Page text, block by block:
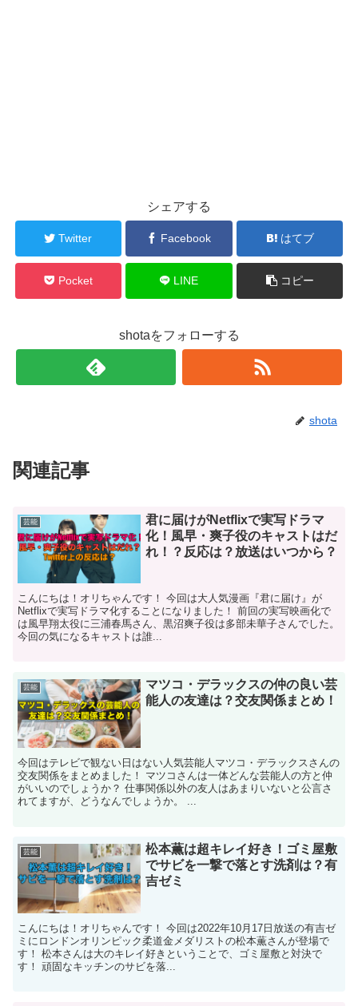
シェアする
Twitter Facebook はてブ
Pocket LINE コピー
shotaをフォローする
shota
関連記事
芸能
君に届けがNetflixで実写ドラマ
化！風早・爽子役のキャストはだ
れ！？反応は？放送はいつから？
こんにちは！オリちゃんです！ 今回は大人気漫画『君に届け』が
Netflixで実写ドラマ化することになりました！ 前回の実写映画化で
は風早翔太役に三浦春馬さん、黒沼爽子役は多部未華子さんでした。
今回の気になるキャストは誰...
芸能
マツコ・デラックスの仲の良い芸
能人の友達は？交友関係まとめ！
今回はテレビで観ない日はない人気芸能人マツコ・デラックスさんの
交友関係をまとめました！ マツコさんは一体どんな芸能人の方と仲
がいいのでしょうか？ 仕事関係以外の友人はあまりいないと公言さ
れてますが、どうなんでしょうか。 ...
芸能
松本薫は超キレイ好き！ゴミ屋敷
でサビを一撃で落とす洗剤は？有
吉ゼミ
こんにちは！オリちゃんです！ 今回は2022年10月17日放送の有吉ゼ
ミにロンドンオリンピック柔道金メダリストの松本薫さんが登場で
す！ 松本さんは大のキレイ好きということで、ゴミ屋敷と対決で
す！ 頑固なキッチンのサビを落...